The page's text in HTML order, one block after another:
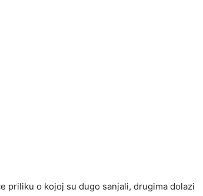
priliku o kojoj su dugo sanjali, drugima dolazi